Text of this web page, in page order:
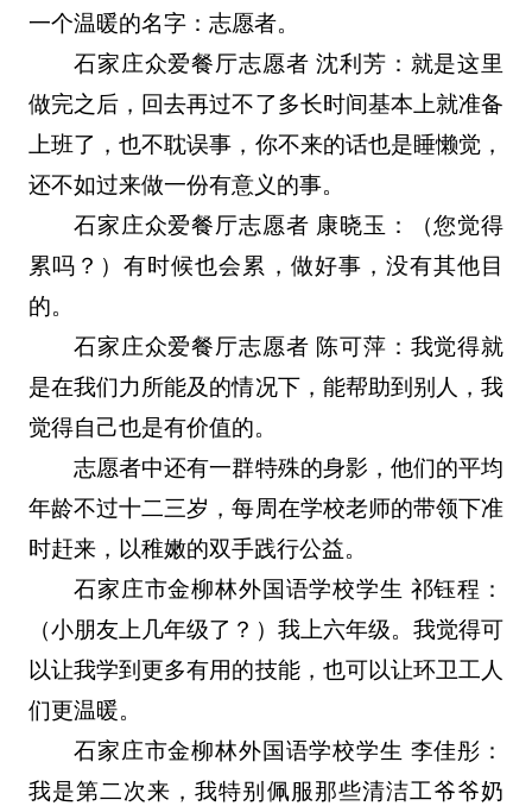
一个温暖的名字：志愿者。
石家庄众爱餐厅志愿者 沈利芳：就是这里
做完之后，回去再过不了多长时间基本上就准备
上班了，也不耽误事，你不来的话也是睡懒觉，
还不如过来做一份有意义的事。
石家庄众爱餐厅志愿者 康晓玉：（您觉得
累吗？）有时候也会累，做好事，没有其他目
的。
石家庄众爱餐厅志愿者 陈可萍：我觉得就
是在我们力所能及的情况下，能帮助到别人，我
觉得自己也是有价值的。
志愿者中还有一群特殊的身影，他们的平均
年龄不过十二三岁，每周在学校老师的带领下准
时赶来，以稚嫩的双手践行公益。
石家庄市金柳林外国语学校学生 祁钰程：
（小朋友上几年级了？）我上六年级。我觉得可
以让我学到更多有用的技能，也可以让环卫工人
们更温暖。
石家庄市金柳林外国语学校学生 李佳彤：
我是第二次来，我特别佩服那些清洁工爷爷奶